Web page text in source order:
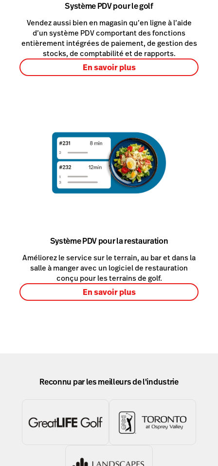
Système PDV pour le golf
Vendez aussi bien en magasin qu’en ligne à l’aide
d’un système PDV comportant des fonctions
entièrement intégrées de paiement, de gestion des
stocks, de comptabilité et de rapports.
En savoir plus
Système PDV pour la restauration
Améliorez le service sur le terrain, au bar et dans la
salle à manger avec un logiciel de restauration
conçu pour les terrains de golf.
En savoir plus
Reconnu par les meilleurs de l'industrie